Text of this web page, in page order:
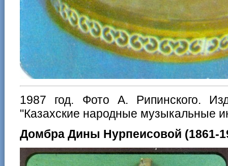
1987 год. Фото А. Рипинского.
"Казахские народные музыкальные
Домбра Дины Нурпеисовой (1861-